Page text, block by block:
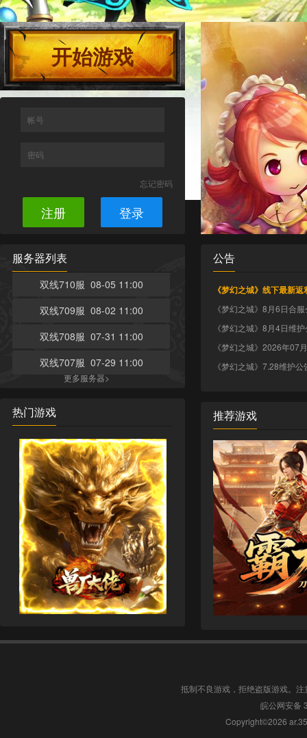
开始游戏
帐号
密码
忘记密码
注册 登录
服务器列表
双线710服 08-05 11:00
双线709服 08-02 11:00
双线708服 07-31 11:00
双线707服 07-29 11:00
更多服务器>
热门游戏
公告
《梦幻之城》线下最新返
《梦幻之城》8月6日合
《梦幻之城》8月4日维
《梦幻之城》2026年07
《梦幻之城》7.28维护公
推荐游戏
抵制不良游戏，拒绝盗版游戏。
皖公网安备
Copyright©2026